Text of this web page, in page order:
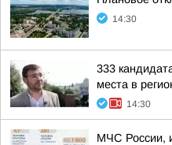
14:30
333
места в
14:30
МЧС России,